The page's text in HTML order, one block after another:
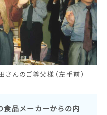
んのご尊父様（左手前）
食品メーカーからの内